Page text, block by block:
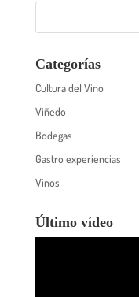
Categorías
Cultura del Vino
Viñedo
Bodegas
Gastro experiencias
Vinos
Último vídeo